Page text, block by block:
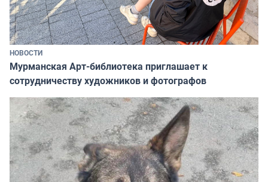
НОВОСТИ
Мурманская Арт-библиотека приглашает к
сотрудничеству художников и фотографов